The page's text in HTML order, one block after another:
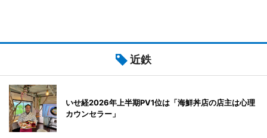
近鉄
いせ経2026年上半期PV1位は「海鮮丼店の店主は心理
カウンセラー」